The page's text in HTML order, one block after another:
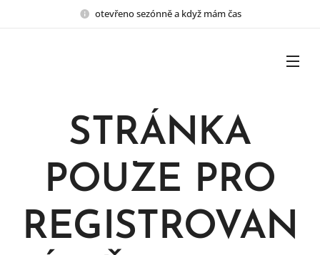
otevřeno sezónně a když mám čas
STRÁNKA
POUZE PRO
REGISTROVAN